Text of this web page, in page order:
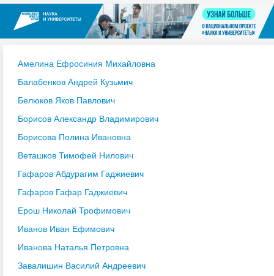
Амелина Ефросиния Михайловна
Балабенков Андрей Кузьмич
Белюков Яков Павлович
Борисов Александр Владимирович
Борисова Полина Ивановна
Веташков Тимофей Нилович
Гафаров Абдурагим Гаджиевич
Гафаров Гафар Гаджиевич
Ерош Николай Трофимович
Иванов Иван Ефимович
Иванова Наталья Петровна
Завалишин Василий Андреевич